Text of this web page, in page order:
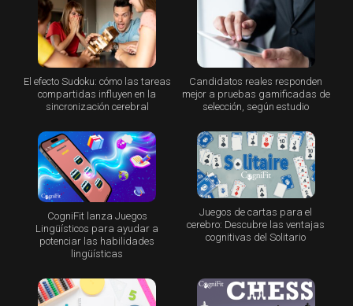
El efecto Sudoku: cómo las tareas
compartidas influyen en la
sincronización cerebral
Candidatos reales responden
mejor a pruebas gamificadas de
selección, según estudio
CogniFit lanza Juegos
Lingüísticos para ayudar a
potenciar las habilidades
lingüísticas
Juegos de cartas para el
cerebro: Descubre las ventajas
cognitivas del Solitario